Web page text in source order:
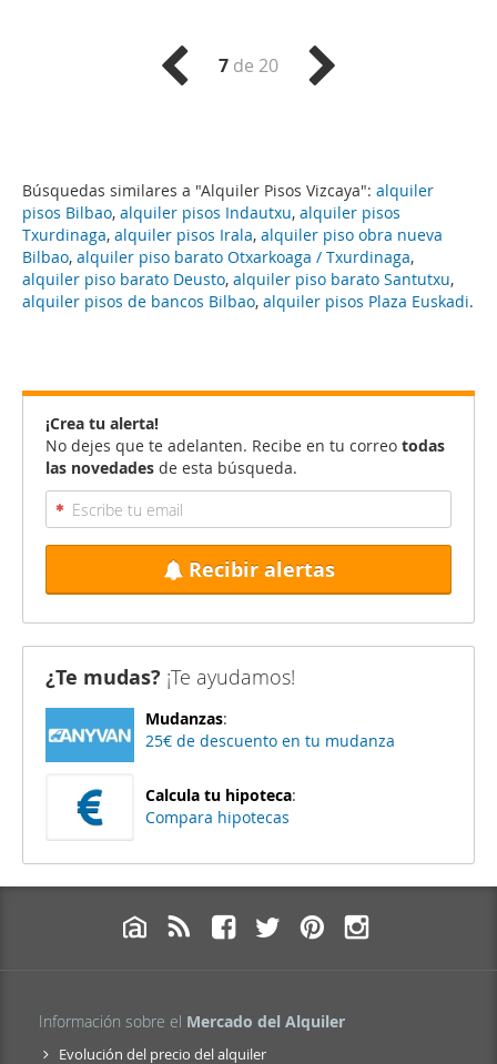
Búsquedas similares a "Alquiler Pisos Vizcaya": alquiler
pisos Bilbao, alquiler pisos Indautxu, alquiler pisos
Txurdinaga, alquiler pisos Irala, alquiler piso obra nueva
Bilbao, alquiler piso barato Otxarkoaga / Txurdinaga,
alquiler piso barato Deusto, alquiler piso barato Santutxu,
alquiler pisos de bancos Bilbao, alquiler pisos Plaza Euskadi.
7 de 20
¡Crea tu alerta!
No dejes que te adelanten. Recibe en tu correo todas
las novedades de esta búsqueda.
Recibir alertas
¿Te mudas? ¡Te ayudamos!
Mudanzas:
25€ de descuento en tu mudanza
Calcula tu hipoteca:
Compara hipotecas
Información sobre el Mercado del Alquiler
Evolución del precio del alquiler